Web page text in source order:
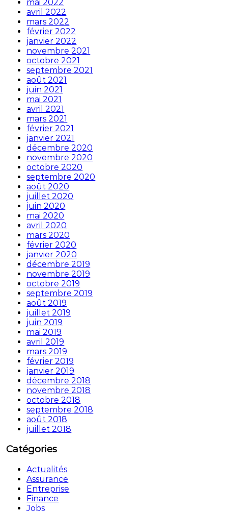
mai 2022
avril 2022
mars 2022
février 2022
janvier 2022
novembre 2021
octobre 2021
septembre 2021
août 2021
juin 2021
mai 2021
avril 2021
mars 2021
février 2021
janvier 2021
décembre 2020
novembre 2020
octobre 2020
septembre 2020
août 2020
juillet 2020
juin 2020
mai 2020
avril 2020
mars 2020
février 2020
janvier 2020
décembre 2019
novembre 2019
octobre 2019
septembre 2019
août 2019
juillet 2019
juin 2019
mai 2019
avril 2019
mars 2019
février 2019
janvier 2019
décembre 2018
novembre 2018
octobre 2018
septembre 2018
août 2018
juillet 2018
Catégories
Actualités
Assurance
Entreprise
Finance
Jobs